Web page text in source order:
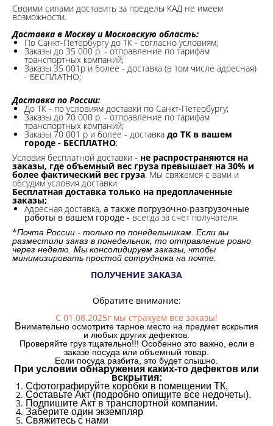
Своими силами доставить за пределы КАД не имеем
возможности.​
Доставка в Москву и Московскую область:
По Санкт-Петербургу до ТК - согласно условиям;
Заказы до 35 000 р. - отправление по тарифам
транспортных компаний;
Заказы 35 001р и более - доставка (в том числе адресная)
- БЕСПЛАТНО;
Доставка по России:
До ТК - по условиям доставки по Санкт-Петербургу;
Заказы до 70 000 р. - отправление по тарифам
транспортных компаний;
Заказы 70 001 р и более - доставка до ТК в вашем
городе - БЕСПЛАТНО;
Условия бесплатной доставки - не распространяются на
заказы, где объемный вес груза превышает на 30% и
более фактический вес груза. Мы свяжемся с вами и
обсудим условия доставки.
Бесплатная доставка только на предоплаченные
заказы;
Адресная доставка, а также погрузочно-разгрузочные
работы в вашем городе - всегда за счет получателя.
*Почта России - только по понедельникам. Если вы
разместили заказ в понедельник, то отправление ровно
через неделю. Мы консолидируем заказы, чтобы
минимизировать простой сотрудника на почте.
ПОЛУЧЕНИЕ ЗАКАЗА
Обратите внимание:
С 01.08.2025г мы страхуем все заказы!
Внимательно осмотрите тарное место на предмет вскрытия
и любых других дефектов.
Проверяйте груз тщательно!!! Особенно это важно, если в
заказе посуда или объемный товар.
Если посуда разбита, это будет слышно.
При условии обнаружения каких-то дефектов или
вскрытия:
Сфотографируйте коробки в помещении ТК,
Составьте Акт (подробно опишите все недочеты).
Подпишите Акт в транспортной компании.
Заберите один экземпляр
Свяжитесь с нами